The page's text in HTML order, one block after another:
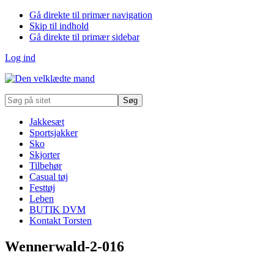
Gå direkte til primær navigation
Skip til indhold
Gå direkte til primær sidebar
Log ind
Søg
på
Jakkesæt
Sportsjakker
Sko
Skjorter
Tilbehør
Casual tøj
Festtøj
Leben
BUTIK DVM
Kontakt Torsten
Wennerwald-2-016